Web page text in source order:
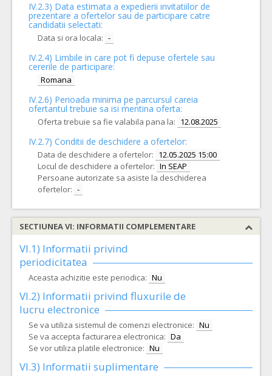
IV.2.3) Data estimata a expedierii invitatiilor de
prezentare a ofertelor sau de participare catre
candidatii selectati:
Data si ora locala: -
IV.2.4) Limbile in care pot fi depuse ofertele sau
cererile de participare:
Romana
IV.2.6) Perioada minima pe parcursul careia
ofertantul trebuie sa isi mentina oferta:
Oferta trebuie sa fie valabila pana la: 12.08.2025
IV.2.7) Conditii de deschidere a ofertelor:
Data de deschidere a ofertelor: 12.05.2025 15:00
Locul de deschidere a ofertelor: In SEAP
Persoane autorizate sa asiste la deschiderea
ofertelor: -
SECTIUNEA VI: INFORMATII COMPLEMENTARE
VI.1) Informatii privind
periodicitatea
Aceasta achizitie este periodica: Nu
VI.2) Informatii privind fluxurile de
lucru electronice
Se va utiliza sistemul de comenzi electronice: Nu
Se va accepta facturarea electronica: Da
Se vor utiliza platile electronice: Nu
VI.3) Informatii suplimentare